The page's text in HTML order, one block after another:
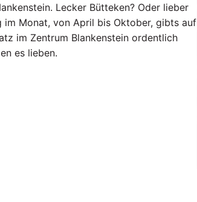
Lecker Bütteken? Oder lieber
im Monat, von April bis Oktober, gibts auf
im Zentrum Blankenstein ordentlich
es lieben.